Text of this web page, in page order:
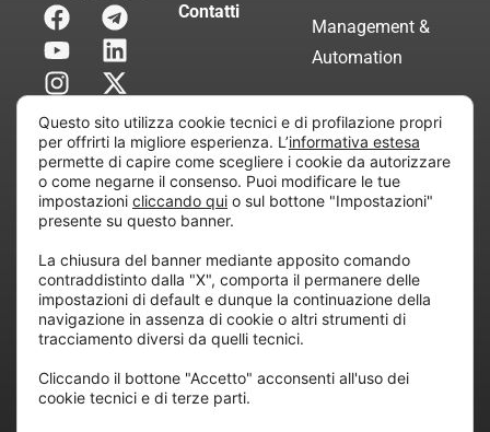
Contatti
Management &
Automation
Servizi di
Consulenza
Certificata
all’attività di direzione e coordinamento di “Project
Informatica”
REA: MI – 194005, P. IVA / CF 07165600961 – All
rights reserved.
Questo sito utilizza cookie tecnici e di profilazione propri
per offrirti la migliore esperienza. L’informativa estesa
permette di capire come scegliere i cookie da autorizzare
o come negarne il consenso. Puoi modificare le tue
impostazioni cliccando qui o sul bottone "Impostazioni"
presente su questo banner.
La chiusura del banner mediante apposito comando
contraddistinto dalla "X", comporta il permanere delle
impostazioni di default e dunque la continuazione della
navigazione in assenza di cookie o altri strumenti di
tracciamento diversi da quelli tecnici.
Cliccando il bottone "Accetto" acconsenti all'uso dei
cookie tecnici e di terze parti.